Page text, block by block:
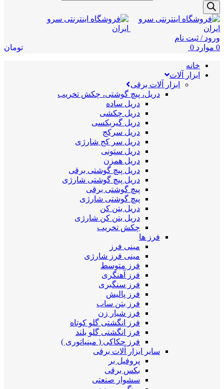
ورود / ثبت نام
0 موارد 0 تومان
خانه
ابزار آلات
ابزار آلات برقی
دریل، پیچ گوشتی، چکش تخریب
دریل ساده
دریل چکشی
دریل گیربکسی
دریل سرکج
دریل سر کج شارژی
دریل ستونی
دریل همزن
دریل پیچ گوشتی برقی
دریل پیچ گوشتی شارژی
پیچ گوشتی برقی
پیچ گوشتی شارژی
دریل بتن کن
دریل بتن کن شارژی
چکش تخریب
فرز ها
مینی فرز
مینی فرز شارژی
فرز متوسط
فرز آهنگری
فرز سنگبری
فرز پالیش
فرز بتن ساب
فرز شیار زن
فرز انگشتی گلو کوتاه
فرز انگشتی گلو بلند
فرز حکاکی ( مینیاتوری )
سایر ابزار آلات برقی
پروفیل بر
بکس برقی
سشوار صنعتی